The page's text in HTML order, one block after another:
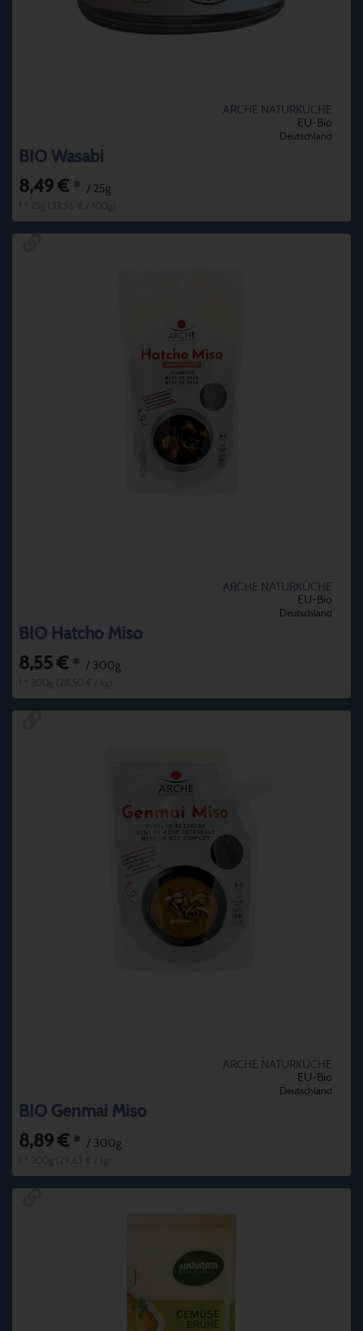
ARCHE NATURKÜCHE
EU-Bio
Deutschland
BIO Wasabi
8,49 € * / 25g
ARCHE NATURKÜCHE
EU-Bio
Deutschland
BIO Hatcho Miso
8,55 € * / 300g
ARCHE NATURKÜCHE
EU-Bio
Deutschland
BIO Genmai Miso
8,89 € * / 300g